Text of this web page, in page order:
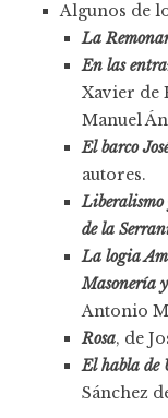
Algunos de
La
En las
Xavier de
Manuel
El barco
autores.
de la
La logia
Masonería
Antonio
Rosa, de
El habla de
Sánchez